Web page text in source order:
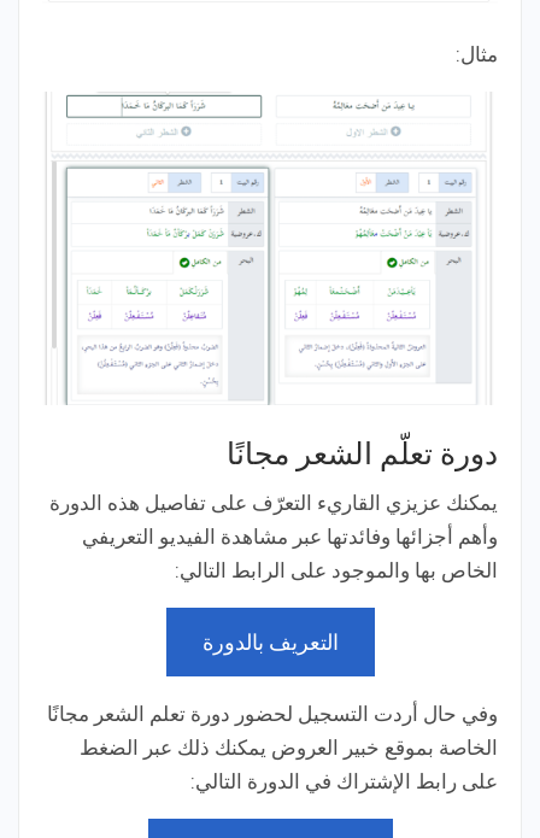
مثال:
دورة تعلّم الشعر مجانًا
يمكنك عزيزي القاريء التعرّف على تفاصيل هذه الدورة
وأهم أجزائها وفائدتها عبر مشاهدة الفيديو التعريفي
الخاص بها والموجود على الرابط التالي:
التعريف بالدورة
وفي حال أردت التسجيل لحضور دورة تعلم الشعر مجانًا
الخاصة بموقع خبير العروض يمكنك ذلك عبر الضغط
على رابط الإشتراك في الدورة التالي: